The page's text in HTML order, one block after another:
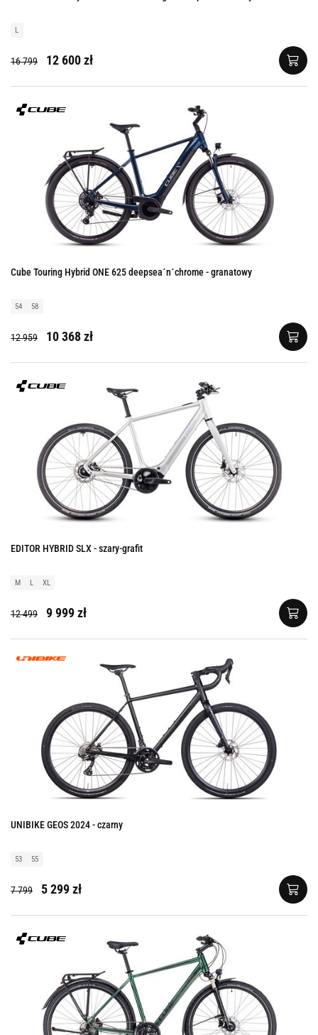
L
16 799 12 600 zł
Cube Touring Hybrid ONE 625 deepsea´n´chrome - granatowy
54 58
12 959 10 368 zł
EDITOR HYBRID SLX - szary-grafit
M L XL
12 499 9 999 zł
UNIBIKE GEOS 2024 - czarny
53 55
7 799 5 299 zł